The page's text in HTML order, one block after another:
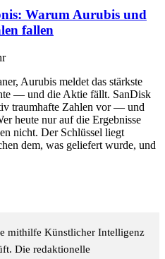
Warum Aurubis und
fallen
Aurubis meldet das stärkste
— und die Aktie fällt. SanDisk
traumhafte Zahlen vor — und
heute nur auf die Ergebnisse
nicht. Der Schlüssel liegt
dem, was geliefert wurde, und
mithilfe Künstlicher Intelligenz
Die redaktionelle